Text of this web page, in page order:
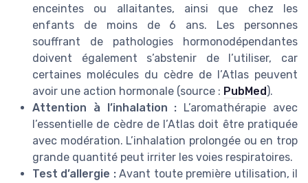
enceintes ou allaitantes, ainsi que chez les
enfants de moins de 6 ans. Les personnes
souffrant de pathologies hormonodépendantes
doivent également s’abstenir de l’utiliser, car
certaines molécules du cèdre de l’Atlas peuvent
avoir une action hormonale (source : PubMed ).
Attention à l’inhalation : L’aromathérapie avec
l’essentielle de cèdre de l’Atlas doit être pratiquée
avec modération. L’inhalation prolongée ou en trop
grande quantité peut irriter les voies respiratoires.
Test d’allergie :Avant toute première utilisation, il